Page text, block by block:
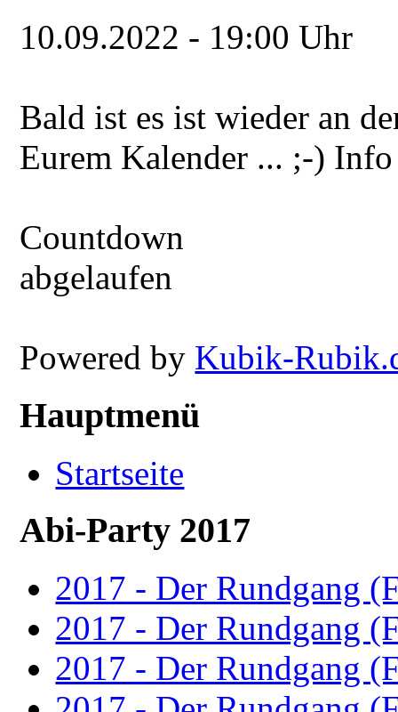
10.09.2022 - 19:00 Uhr
Bald ist es ist wieder an
Eurem Kalender ... ;-)
Countdown
abgelaufen
Powered by Kubik-
Hauptmenü
Startseite
Abi-Party 2017
2017 - Der Rundgang
2017 - Der Rundgang
2017 - Der Rundgang